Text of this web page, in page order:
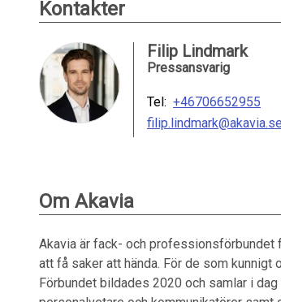
Kontakter
Filip Lindmark
Pressansvarig
Tel: +46706652955
filip.lindmark@akavia.se
Om Akavia
Akavia är fack- och professionsförbundet
att få saker att hända. För de som
Förbundet bildades 2020 och samlar i